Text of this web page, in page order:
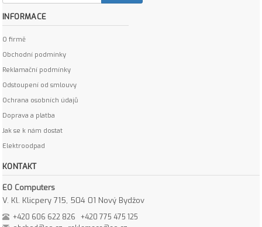
INFORMACE
O firmě
Obchodní podmínky
Reklamační podmínky
Odstoupení od smlouvy
Ochrana osobních údajů
Doprava a platba
Jak se k nám dostat
Elektroodpad
KONTAKT
EO Computers
V. Kl. Klicpery 715, 504 01 Nový Bydžov
+420 606 622 826
+420 775 475 125